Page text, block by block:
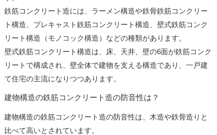
鉄筋コンクリート造には、ラーメン構造や鉄骨鉄筋コンクリー
ト構造、プレキャスト鉄筋コンクリート構造、壁式鉄筋コンク
リート構造（モノコック構造）などの種類があります。
壁式鉄筋コンクリート構造は、床、天井、壁の6面が鉄筋コンク
リートで構成され、壁全体で建物を支える構造であり、一戸建
て住宅の主流になりつつあります。
建物構造の鉄筋コンクリート造の防音性は？
建物構造の鉄筋コンクリート造の防音性は、木造や鉄骨造りと
比べて高いとされています。